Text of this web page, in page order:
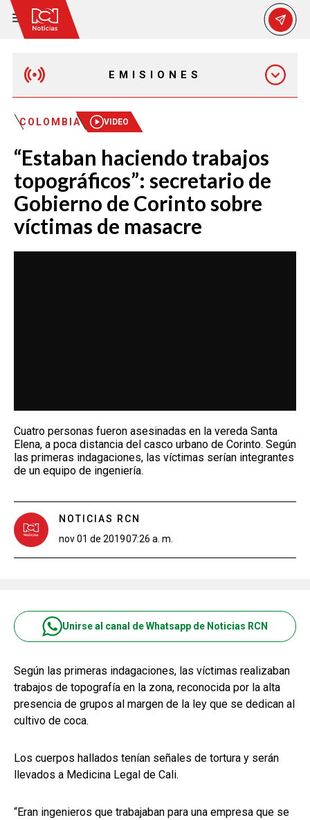
EMISIONES
MAÑANA EXPRESS
EMISIÓN 12:30 PM
EMISIÓN 7:00 PM
EMISIÓN 11:30 PM
COLOMBIA VIDEO
“Estaban haciendo trabajos
topográficos”: secretario de
Gobierno de Corinto sobre
víctimas de masacre
Cuatro personas fueron asesinadas en la vereda Santa
Elena, a poca distancia del casco urbano de Corinto. Según
las primeras indagaciones, las víctimas serían integrantes
de un equipo de ingeniería.
NOTICIAS RCN
nov 01 de 201907:26 a. m.
Unirse al canal de Whatsapp de Noticias RCN
Según las primeras indagaciones, las víctimas realizaban
trabajos de topografía en la zona, reconocida por la alta
presencia de grupos al margen de la ley que se dedican al
cultivo de coca.
Los cuerpos hallados tenían señales de tortura y serán
llevados a Medicina Legal de Cali.
“Eran ingenieros que trabajaban para una empresa que se